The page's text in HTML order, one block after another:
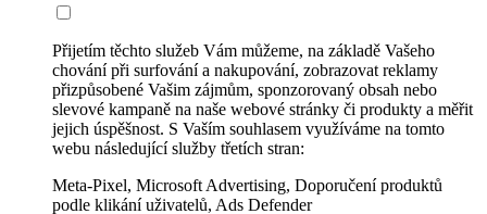
Přijetím těchto služeb Vám můžeme, na základě Vašeho
chování při surfování a nakupování, zobrazovat reklamy
přizpůsobené Vašim zájmům, sponzorovaný obsah nebo
slevové kampaně na naše webové stránky či produkty a měřit
jejich úspěšnost. S Vaším souhlasem využíváme na tomto
webu následující služby třetích stran:
Meta-Pixel, Microsoft Advertising, Doporučení produktů
podle klikání uživatelů, Ads Defender